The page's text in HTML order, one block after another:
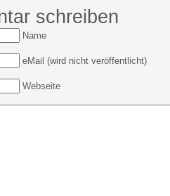
schreiben
Name
eMail (wird nicht veröffentlicht)
Webseite